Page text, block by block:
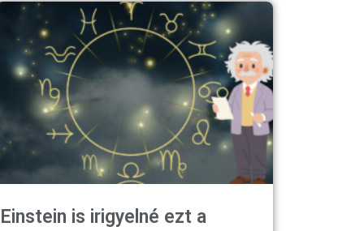
Einstein is irigyelné ezt a